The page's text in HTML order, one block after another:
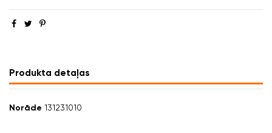
Produkta detaļas
Norāde 131231010